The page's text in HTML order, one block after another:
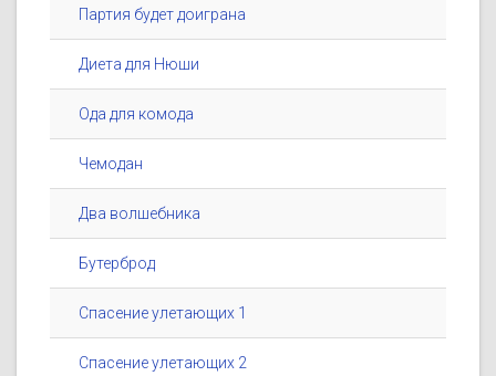
Партия будет доиграна
Диета для Нюши
Ода для комода
Чемодан
Два волшебника
Бутерброд
Спасение улетающих 1
Спасение улетающих 2